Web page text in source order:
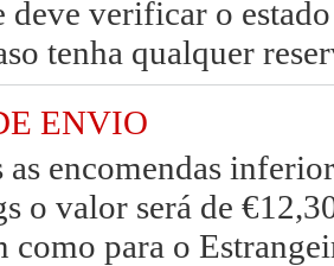
deve verificar o
tenha qualquer
ENVIO
encomendas
o valor será de
como para o